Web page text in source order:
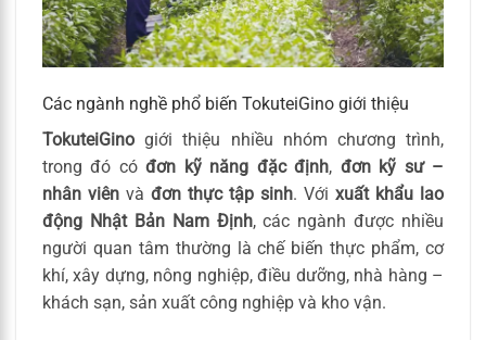
Các ngành nghề phổ biến TokuteiGino giới thiệu
TokuteiGino giới thiệu nhiều nhóm chương trình,
trong đó cóđơn kỹ năng đặc định, đơn kỹ sư –
nhân viên và đơn thực tập sinh. Với xuất khẩu lao
động Nhật Bản Nam Định, các ngành được nhiều
người quan tâm thường là chế biến thực phẩm, cơ
khí, xây dựng, nông nghiệp, điều dưỡng, nhà hàng –
khách sạn, sản xuất công nghiệp và kho vận.